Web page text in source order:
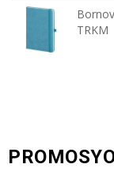
TRKM